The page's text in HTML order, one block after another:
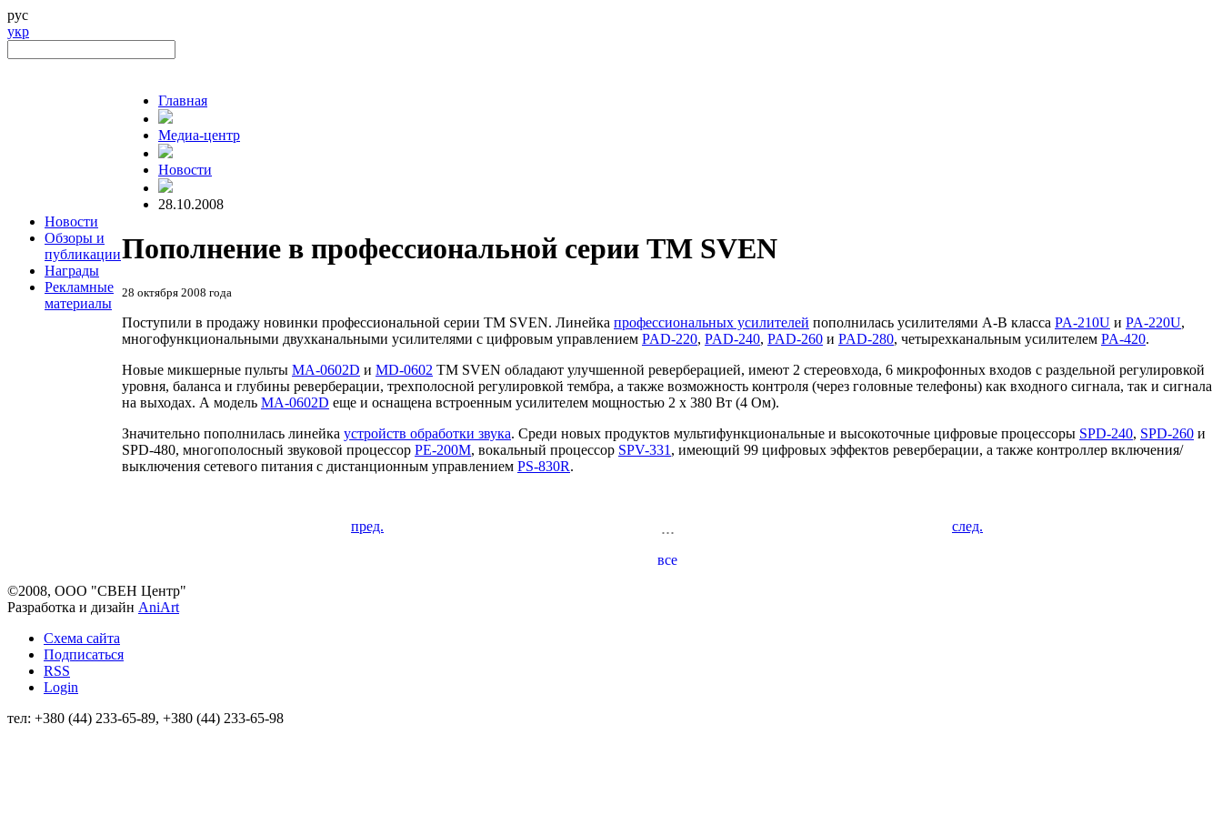
рус
укр
Новости
Обзоры и
публикации
Награды
Рекламные
материалы
Главная
Медиа-центр
Новости
28.10.2008
Пополнение в профессиональной серии ТМ SVEN
28 октября 2008 года
Поступили в продажу новинки профессиональной серии ТМ SVEN. Линейка профессиональных усилителей пополнилась усилителями А-В класса PA-210U и PA-220U,
многофункциональными двухканальными усилителями с цифровым управлением PAD-220, PAD-240, PAD-260 и PAD-280, четырехканальным усилителем PA-420.
Новые микшерные пульты MA-0602D и MD-0602 TM SVEN обладают улучшенной реверберацией, имеют 2 стереовхода, 6 микрофонных входов с раздельной регулировкой
уровня, баланса и глубины реверберации, трехполосной регулировкой тембра, а также возможность контроля (через головные телефоны) как входного сигнала, так и сигнала
на выходах. А модель MA-0602D еще и оснащена встроенным усилителем мощностью 2 х 380 Вт (4 Ом).
Значительно пополнилась линейка устройств обработки звука. Среди новых продуктов мультифункциональные и высокоточные цифровые процессоры SPD-240, SPD-260 и
SPD-480, многополосный звуковой процессор PE-200M, вокальный процессор SPV-331 , имеющий 99 цифровых эффектов реверберации, а также контроллер включения/
выключения сетевого питания с дистанционным управлением PS-830R.
пред. ... след.
все
©2008, ООО "СВЕН Центр"
Разработка и дизайн AniArt
Схема сайта
Подписаться
RSS
Login
тел: +380 (44) 233-65-89, +380 (44) 233-65-98